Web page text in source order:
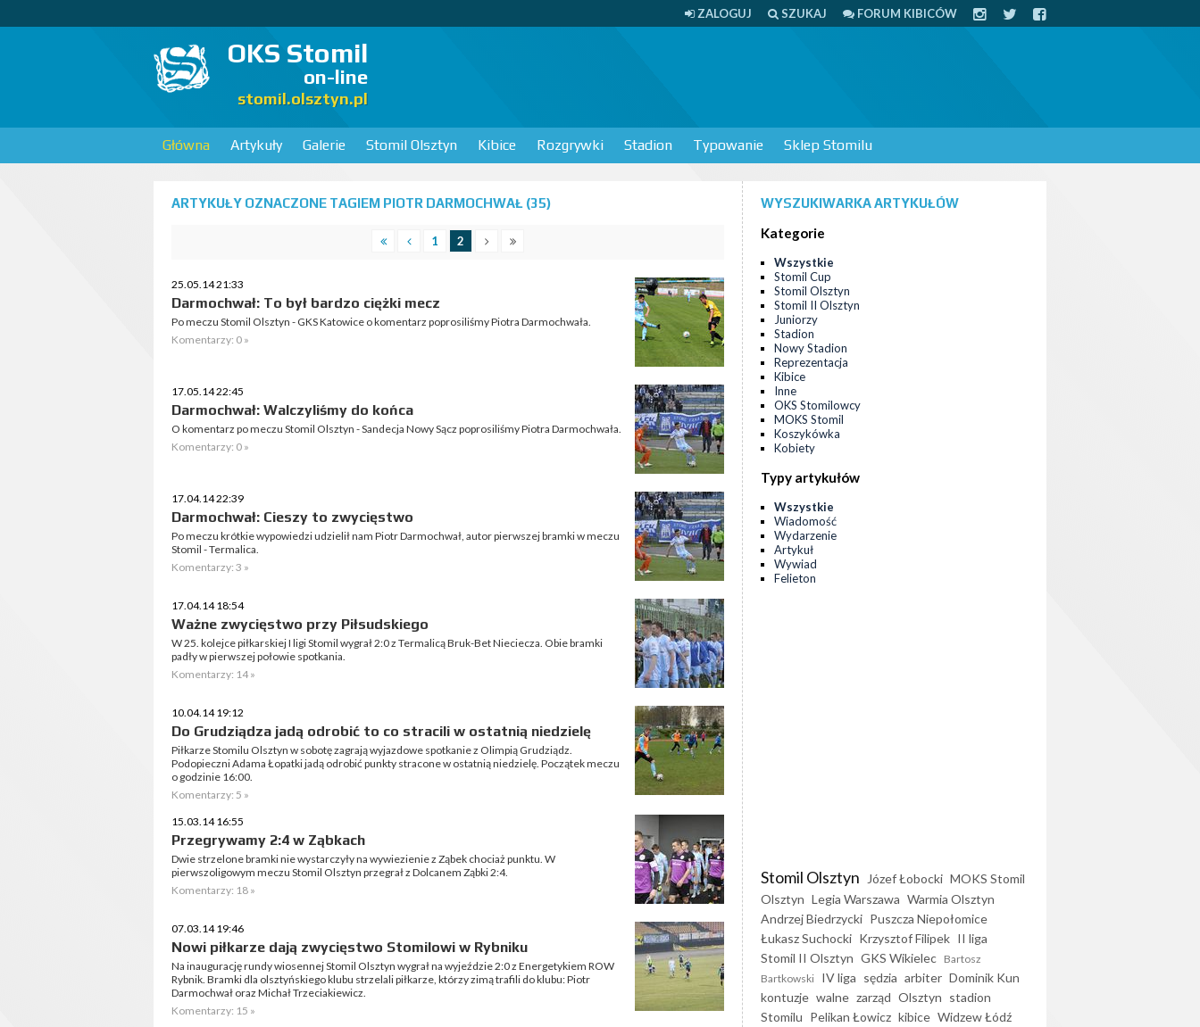
ZALOGUJ SZUKAJ FORUM KIBICÓW
OKS Stomil
on-line
stomil.olsztyn.pl
Główna Artykuły Galerie Stomil Olsztyn Kibice Rozgrywki Stadion Typowanie Sklep Stomilu
ARTYKUŁY OZNACZONE TAGIEM PIOTR DARMOCHWAŁ (35)
1 2
25.05.14 21:33
Darmochwał: To był bardzo ciężki mecz
Po meczu Stomil Olsztyn - GKS Katowice o komentarz poprosiliśmy Piotra Darmochwała.
Komentarzy: 0 »
17.05.14 22:45
Darmochwał: Walczyliśmy do końca
O komentarz po meczu Stomil Olsztyn - Sandecja Nowy Sącz poprosiliśmy Piotra Darmochwała.
Komentarzy: 0 »
17.04.14 22:39
Darmochwał: Cieszy to zwycięstwo
Po meczu krótkie wypowiedzi udzielił nam Piotr Darmochwał, autor pierwszej bramki w meczu
Stomil - Termalica.
Komentarzy: 3 »
17.04.14 18:54
Ważne zwycięstwo przy Piłsudskiego
W 25. kolejce piłkarskiej I ligi Stomil wygrał 2:0 z Termalicą Bruk-Bet Nieciecza. Obie bramki
padły w pierwszej połowie spotkania.
Komentarzy: 14 »
10.04.14 19:12
Do Grudziądza jadą odrobić to co stracili w ostatnią niedzielę
Piłkarze Stomilu Olsztyn w sobotę zagrają wyjazdowe spotkanie z Olimpią Grudziądz.
Podopieczni Adama Łopatki jadą odrobić punkty stracone w ostatnią niedzielę. Początek meczu
o godzinie 16:00.
Komentarzy: 5 »
15.03.14 16:55
Przegrywamy 2:4 w Ząbkach
Dwie strzelone bramki nie wystarczyły na wywiezienie z Ząbek chociaż punktu. W
pierwszoligowym meczu Stomil Olsztyn przegrał z Dolcanem Ząbki 2:4.
Komentarzy: 18 »
07.03.14 19:46
Nowi piłkarze dają zwycięstwo Stomilowi w Rybniku
Na inaugurację rundy wiosennej Stomil Olsztyn wygrał na wyjeździe 2:0 z Energetykiem ROW
Rybnik. Bramki dla olsztyńskiego klubu strzelali piłkarze, którzy zimą trafili do klubu: Piotr
Darmochwał oraz Michał Trzeciakiewicz.
Komentarzy: 15 »
WYSZUKIWARKA ARTYKUŁÓW
Kategorie
Wszystkie
Stomil Cup
Stomil Olsztyn
Stomil II Olsztyn
Juniorzy
Stadion
Nowy Stadion
Reprezentacja
Kibice
Inne
OKS Stomilowcy
MOKS Stomil
Koszykówka
Kobiety
Typy artykułów
Wszystkie
Wiadomość
Wydarzenie
Artykuł
Wywiad
Felieton
Stomil Olsztyn Józef Łobocki MOKS Stomil
Olsztyn Legia Warszawa Warmia Olsztyn
Andrzej Biedrzycki Puszcza Niepołomice
Łukasz Suchocki Krzysztof Filipek II liga
Stomil II Olsztyn GKS Wikielec Bartosz
Bartkowski IV liga sędzia arbiter Dominik Kun
kontuzje walne zarząd Olsztyn stadion
Stomilu Pelikan Łowicz kibice Widzew Łódź